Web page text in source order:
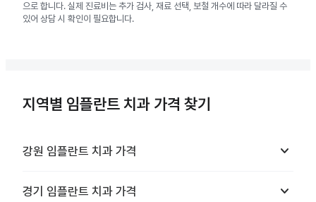
으로 합니다. 실제 진료비는 추가 검사, 재료 선택, 보철 개수에 따라 달라질 수
있어 상담 시 확인이 필요합니다.
지역별 임플란트 치과 가격 찾기
강원 임플란트 치과 가격 keyboard_arrow_down
경기 임플란트 치과 가격 keyboard_arrow_down